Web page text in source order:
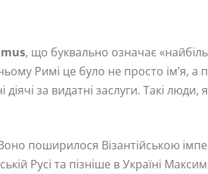
, що буквально означає
Римі це було не просто ім’я, а
за видатні заслуги. Такі люди,
поширилося Візантійською
Русі та пізніше в Україні